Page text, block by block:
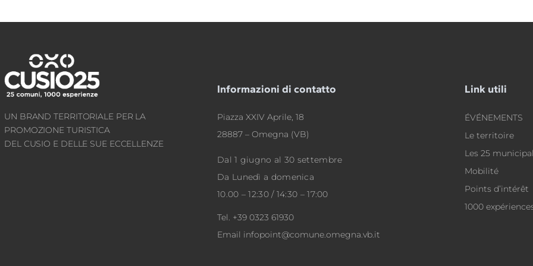
UN BRAND TERRITORIALE PER LA
PROMOZIONE TURISTICA
DEL CUSIO E DELLE SUE ECCELLENZE
Informazioni di contatto
Piazza XXIV Aprile, 18
28887 – Omegna (VB)
Dal 1 giugno al 30 settembre
Da Lunedì a domenica
10.00 – 12:30 / 14:30 – 17:00
Tel. +39 0323 61930
Email infopoint@comune.omegna.vb.it
Link utili
ÉVÉNEMENTS
Le territoire
Les 25
Mobilité
Points d’intérêt
1000